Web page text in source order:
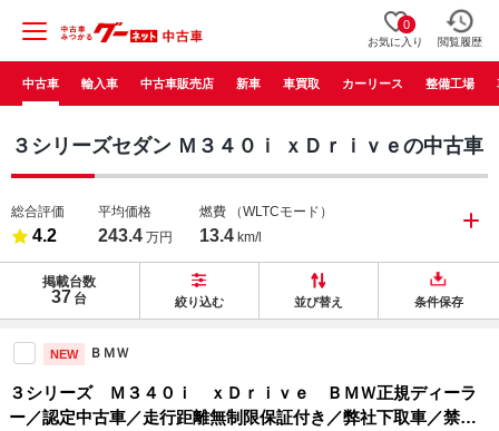
0
お気に入り 閲覧履歴
中古車 輸入車 中古車販売店 新車 車買取 カーリース 整備工場
３シリーズセダン Ｍ３４０ｉ ｘＤｒｉｖｅの中古車
総合評価
4.2
平均価格
243.4 万円
燃費 （WLTCモード）
13.4 km/l
掲載台数
37 台 絞り込む 並び替え 条件保存
NEW ＢＭＷ
３シリーズ Ｍ３４０ｉ ｘＤｒｉｖｅ ＢＭＷ正規ディーラ
ー／認定中古車／走行距離無制限保証付き／弊社下取車／禁煙